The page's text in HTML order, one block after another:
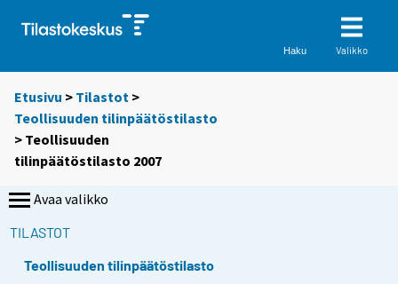
Haku Valikko
Etusivu > Tilastot >
Teollisuuden tilinpäätöstilasto
> Teollisuuden
tilinpäätöstilasto 2007
Avaa valikko
TILASTOT
Teollisuuden tilinpäätöstilasto